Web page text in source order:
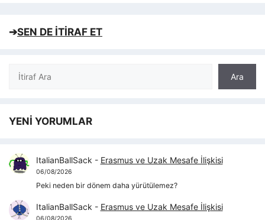
➔SEN DE İTİRAF ET
Ara
Ara
YENİ YORUMLAR
ItalianBallSack - Erasmus ve Uzak Mesafe İlişkisi
06/08/2026
Peki neden bir dönem daha yürütülemez?
ItalianBallSack - Erasmus ve Uzak Mesafe İlişkisi
06/08/2026